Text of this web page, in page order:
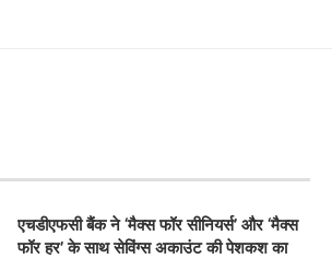
एचडीएफसी बैंक ने ‘मैक्स फॉर सीनियर्स’ और ‘मैक्स
फॉर हर’ के साथ सेविंग्स अकाउंट की पेशकश का